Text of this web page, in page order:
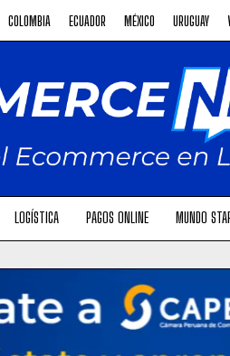
COLOMBIA ECUADOR MÉXICO URUGUAY
LOGÍSTICA PAGOS ONLINE MUNDO